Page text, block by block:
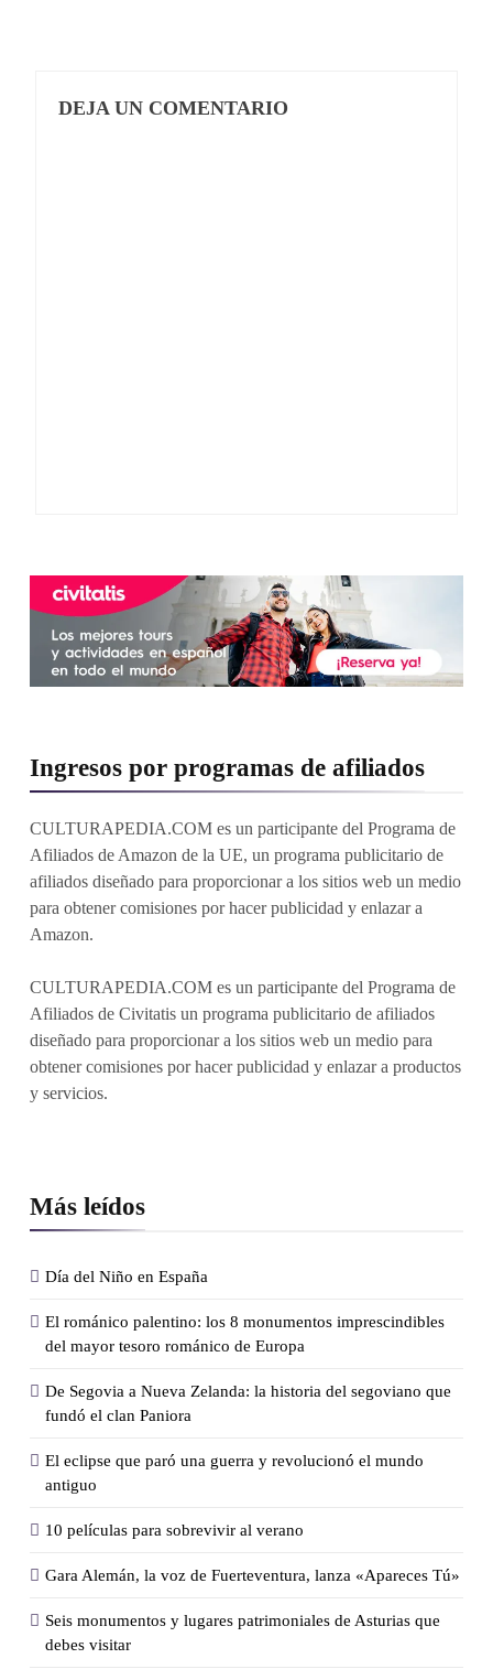
DEJA UN COMENTARIO
Ingresos por programas de afiliados
CULTURAPEDIA.COM es un participante del Programa de
Afiliados de Amazon de la UE, un programa publicitario de
afiliados diseñado para proporcionar a los sitios web un medio
para obtener comisiones por hacer publicidad y enlazar a
Amazon.
CULTURAPEDIA.COM es un participante del Programa de
Afiliados de Civitatis un programa publicitario de afiliados
diseñado para proporcionar a los sitios web un medio para
obtener comisiones por hacer publicidad y enlazar a productos
y servicios.
Más leídos
Día del Niño en España
El románico palentino: los 8 monumentos imprescindibles
del mayor tesoro románico de Europa
De Segovia a Nueva Zelanda: la historia del segoviano que
fundó el clan Paniora
El eclipse que paró una guerra y revolucionó el mundo
antiguo
10 películas para sobrevivir al verano
Gara Alemán, la voz de Fuerteventura, lanza «Apareces Tú»
Seis monumentos y lugares patrimoniales de Asturias que
debes visitar